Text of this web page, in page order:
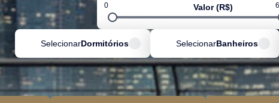
0 Valor (R$)
SelecionarDormitórios SelecionarBanheiros